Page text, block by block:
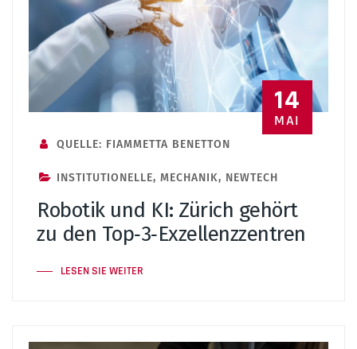
14
MAI
QUELLE: FIAMMETTA BENETTON
INSTITUTIONELLE, MECHANIK, NEWTECH
Robotik und KI: Zürich gehört
zu den Top‑3‑Exzellenzzentren
LESEN SIE WEITER